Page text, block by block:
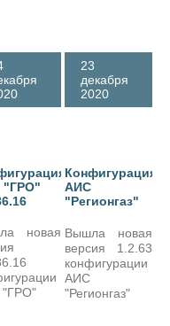
"ГРО"
новая
Конфигурация
АИС
"Регионгаз"
Вышла новая
версия 1.2.63
конфигурации
АИС
"Регионгаз"
23
декабря
2020